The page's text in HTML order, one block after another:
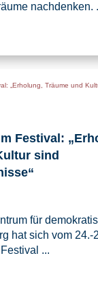
nachdenken.
Festival:
sind
für
hat sich vom 24.-
...